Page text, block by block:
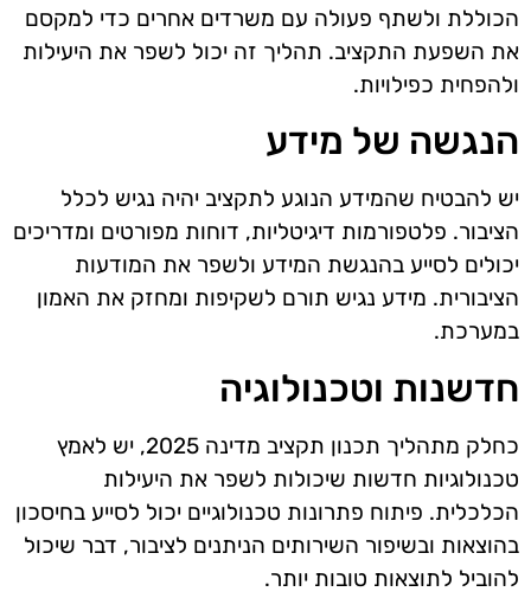
הכוללת ולשתף פעולה עם משרדים אחרים כדי למקסם
את השפעת התקציב. תהליך זה יכול לשפר את היעילות
ולהפחית כפילויות.
הנגשה של מידע
יש להבטיח שהמידע הנוגע לתקציב יהיה נגיש לכלל
הציבור. פלטפורמות דיגיטליות, דוחות מפורטים ומדריכים
יכולים לסייע בהנגשת המידע ולשפר את המודעות
הציבורית. מידע נגיש תורם לשקיפות ומחזק את האמון
במערכת.
חדשנות וטכנולוגיה
כחלק מתהליך תכנון תקציב מדינה 2025, יש לאמץ
טכנולוגיות חדשות שיכולות לשפר את היעילות
הכלכלית. פיתוח פתרונות טכנולוגיים יכול לסייע בחיסכון
בהוצאות ובשיפור השירותים הניתנים לציבור, דבר שיכול
להוביל לתוצאות טובות יותר.